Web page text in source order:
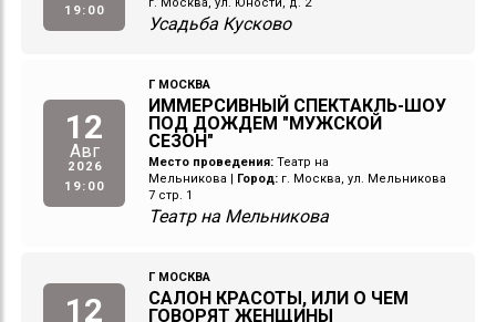
19:00
Усадьба Кусково
12
Авг
2026
19:00
Г МОСКВА
ИММЕРСИВНЫЙ СПЕКТАКЛЬ-ШОУ
ПОД ДОЖДЕМ "МУЖСКОЙ
СЕЗОН"
Место проведения: Театр на
Мельникова | Город: г. Москва, ул. Мельникова
7 стр. 1
Театр на Мельникова
12
Г МОСКВА
САЛОН КРАСОТЫ, ИЛИ О ЧЕМ
ГОВОРЯТ ЖЕНЩИНЫ